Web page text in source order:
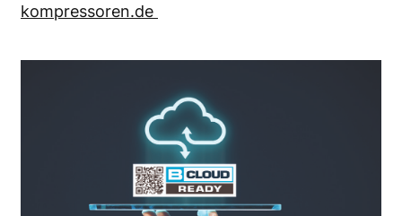
kompressoren.de